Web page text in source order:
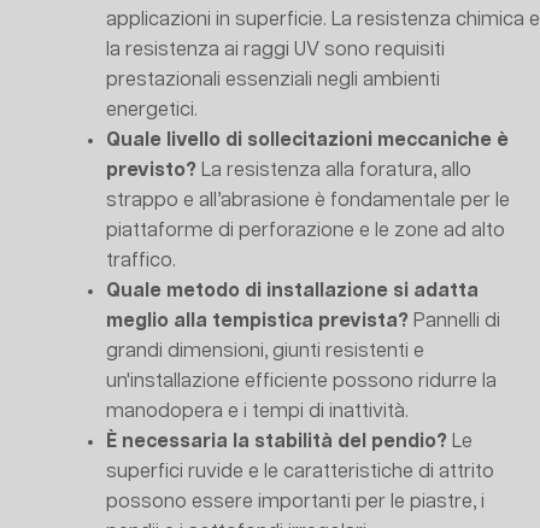
applicazioni in superficie. La resistenza chimica e
la resistenza ai raggi UV sono requisiti
prestazionali essenziali negli ambienti
energetici.
Quale livello di sollecitazioni meccaniche è
previsto? La resistenza alla foratura, allo
strappo e all’abrasione è fondamentale per le
piattaforme di perforazione e le zone ad alto
traffico.
Quale metodo di installazione si adatta
meglio alla tempistica prevista? Pannelli di
grandi dimensioni, giunti resistenti e
un'installazione efficiente possono ridurre la
manodopera e i tempi di inattività.
È necessaria la stabilità del pendio? Le
superfici ruvide e le caratteristiche di attrito
possono essere importanti per le piastre, i